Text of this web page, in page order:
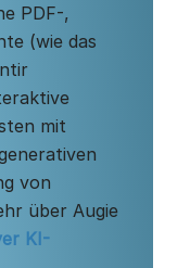
PDF-,
(wie das
mit
von
über Augie
KI-